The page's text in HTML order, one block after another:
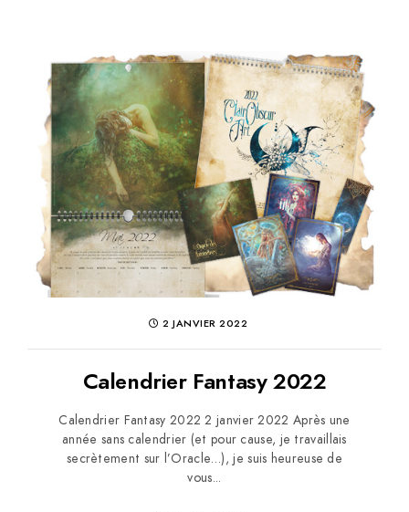
2 JANVIER 2022
Calendrier Fantasy 2022
Calendrier Fantasy 2022 2 janvier 2022 Après une
année sans calendrier (et pour cause, je travaillais
secrètement sur l’Oracle…), je suis heureuse de
vous...